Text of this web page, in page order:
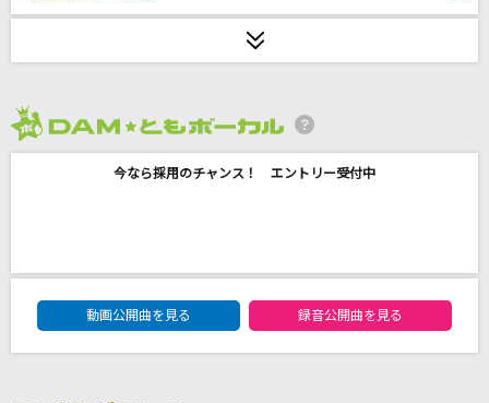
over
[プロオケ]また君に恋してる
今なら採用のチャンス！ エントリー受付中
DAM★ともボーカルエントリーランキング
動画公開曲を見る
録音公開曲を見る